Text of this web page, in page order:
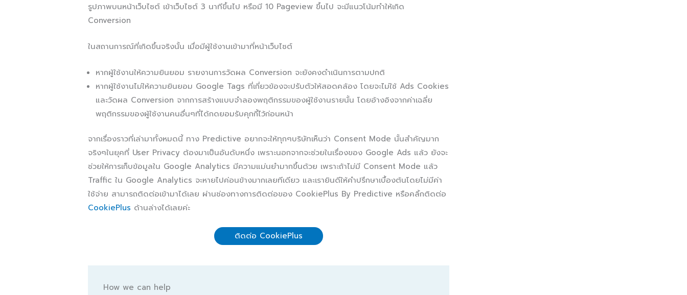
รูปภาพบนหน้าเว็บไซต์ เข้าเว็บไซต์ 3 นาทีขึ้นไป หรือมี 10 Pageview ขึ้นไป จะมีแนวโน้มทำให้เกิด
Conversion
ในสถานการณ์ที่เกิดขึ้นจริงนั้น เมื่อมีผู้ใช้งานเข้ามาที่หน้าเว็บไซต์
หากผู้ใช้งานให้ความยินยอม รายงานการวัดผล Conversion จะยังคงดำเนินการตามปกติ
หากผู้ใช้งานไม่ให้ความยินยอม Google Tags ที่เกี่ยวข้องจะปรับตัวให้สอดคล้อง โดยจะไม่ใช้ Ads Cookies
และวัดผล Conversion จากการสร้างแบบจำลองพฤติกรรมของผู้ใช้งานรายนั้น โดยอ้างอิงจากค่าเฉลี่ย
พฤติกรรมของผู้ใช้งานคนอื่นๆที่ได้กดยอมรับคุกกี้ไว้ก่อนหน้า
จากเรื่องราวที่เล่ามาทั้งหมดนี้ ทาง Predictive อยากจะให้ทุกๆบริษัทเห็นว่า Consent Mode นั้นสำคัญมาก
จริงๆในยุคที่ User Privacy ต้องมาเป็นอันดับหนึ่ง เพราะนอกจากจะช่วยในเรื่องของ Google Ads แล้ว ยังจะ
ช่วยให้การเก็บข้อมูลใน Google Analytics มีความแม่นยำมากขึ้นด้วย เพราะถ้าไม่มี Consent Mode แล้ว
Traffic ใน Google Analytics จะหายไปค่อนข้างมากเลยทีเดียว และเรายินดีให้คำปรึกษาเบื้องต้นโดยไม่มีค่า
ใช้จ่าย สามารถติดต่อเข้ามาได้เลย ผ่านช่องทางการติดต่อของ CookiePlus By Predictive หรือคลิ้กติดต่อ
CookiePlus ด้านล่างได้เลยค่ะ
ติดต่อ CookiePlus
How we can help